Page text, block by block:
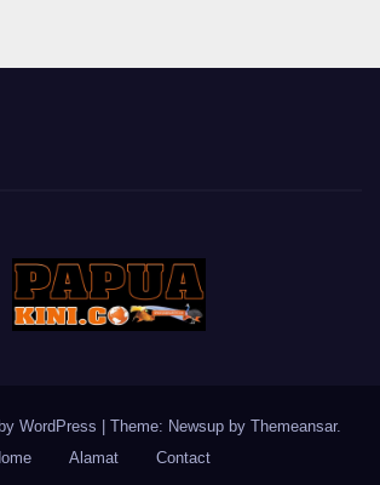
WordPress Theme: Newsup by Themeansar.
Alamat Contact